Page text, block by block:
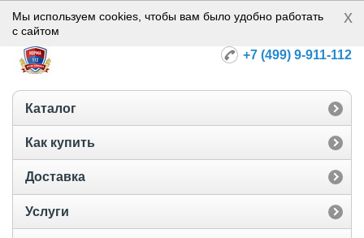
Норма-112
+7 (499) 9-911-112
Каталог
Как купить
Доставка
Услуги
Мы используем cookies, чтобы вам было удобно работать
с сайтом
x